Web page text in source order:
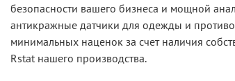
безопасности вашего бизнеса и мощной
антикражные датчики для одежды и
минимальных наценок за счет наличия
Rstat нашего производства.